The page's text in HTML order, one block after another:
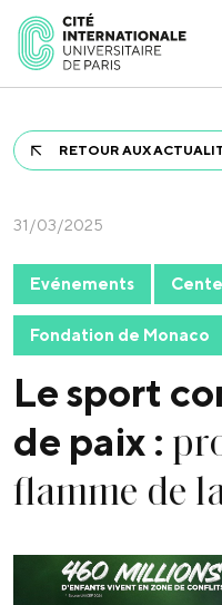
RETOUR AUX
31/03/2025
Evénements
Fondation de Monaco
Le sport
de paix :
flamme de